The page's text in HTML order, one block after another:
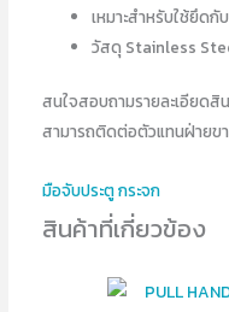
เหมาะสำหรับใช้ยึดกั
วัสดุ Stainless
สนใจสอบถามรายละเอียดสิ
สามารถติดต่อตัวแทนฝ่ายข
มือจับประตู กระจก
สินค้าที่เกี่ยวข้อง